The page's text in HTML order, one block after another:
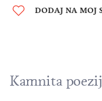
DODAJ NA MOJ
Kamnita